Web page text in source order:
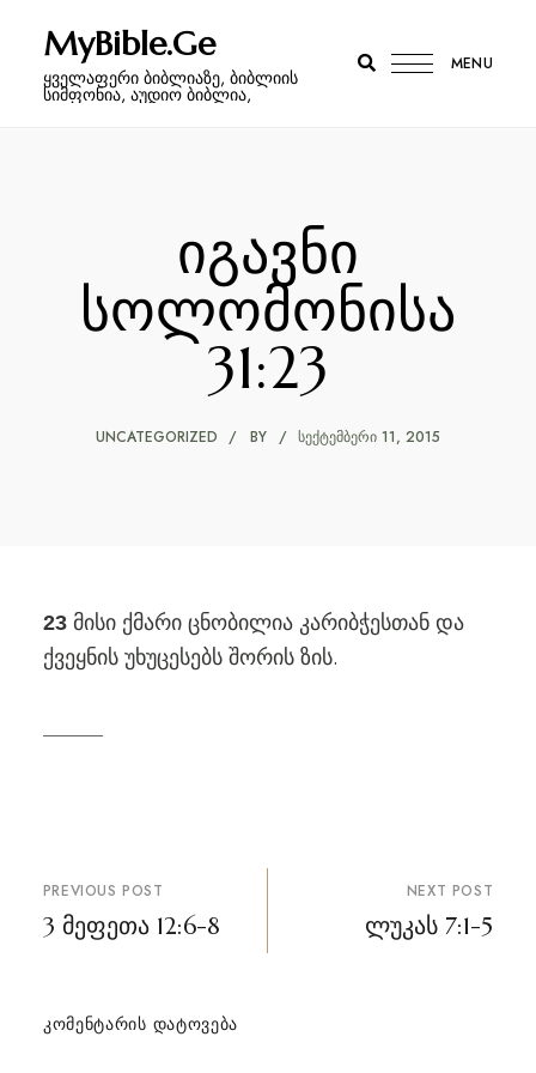
MyBible.Ge
ყველაფერი ბიბლიაზე, ბიბლიის
სიმფონია, აუდიო ბიბლია,
MENU
იგავნი
სოლომონისა
31:23
UNCATEGORIZED BY ᲡᲔᲥᲢᲔᲛᲑᲔᲠᲘ 11, 2015
23 მისი ქმარი ცნობილია კარიბჭესთან და
ქვეყნის უხუცესებს შორის ზის.
პოსტის
ნავიგაცია
PREVIOUS POST
3 მეფეთა 12:6-8
NEXT POST
ლუკას 7:1-5
ᲙᲝᲛᲔᲜᲢᲐᲠᲘᲡ ᲓᲐᲢᲝᲕᲔᲑᲐ